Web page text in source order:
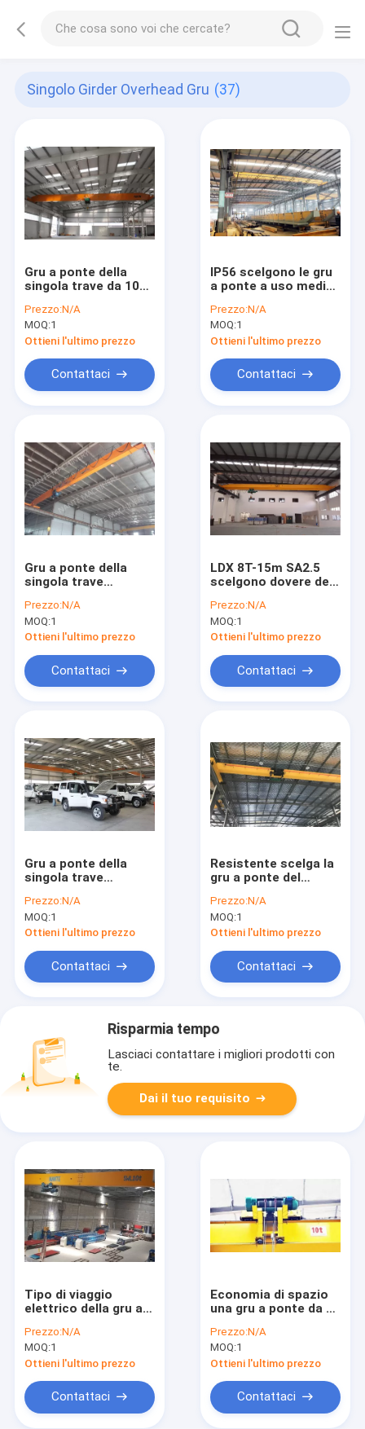
Singolo Girder Overhead Gru (37)
Gru a ponte della
singola trave da 10
Prezzo:N/A
MOQ:1
Ottieni l'ultimo prezzo
Contattaci
IP56 scelgono le gru
a ponte a uso medio
trave per l'officina
meccanico
Prezzo:N/A
MOQ:1
Ottieni l'ultimo prezzo
Contattaci
Gru a ponte della
singola trave
10m per le
fabbriche/azione
materiali
Prezzo:N/A
MOQ:1
Ottieni l'ultimo prezzo
Contattaci
LDX 8T-15m SA2.5
scelgono dovere del
ponte della trave
l'alto per la fabbrica
Prezzo:N/A
MOQ:1
Ottieni l'ultimo prezzo
Contattaci
Gru a ponte della
singola trave
potenza, gru mobile
Prezzo:N/A
MOQ:1
Ottieni l'ultimo prezzo
Contattaci
Resistente scelga la
gru a ponte del
pesante per i negozi,
cartiere
Prezzo:N/A
MOQ:1
Ottieni l'ultimo prezzo
Contattaci
Risparmia tempo
Lasciaci contattare i migliori prodotti con
te.
Dai il tuo requisito
Tipo di viaggio
elettrico della gru a
progettazione
modulare singolo
facile da operare
Prezzo:N/A
MOQ:1
Ottieni l'ultimo prezzo
Contattaci
Economia di spazio
una gru a ponte da 5
ponte sopraelevata
di economia 10m
Prezzo:N/A
MOQ:1
Ottieni l'ultimo prezzo
Contattaci